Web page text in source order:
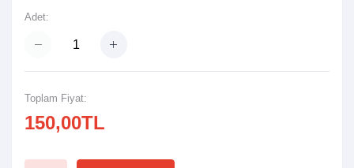
Adet:
Toplam Fiyat:
150,00TL